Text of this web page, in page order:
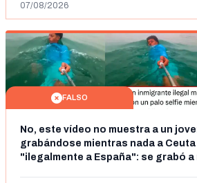
07/08/2026
FALSO
No, este vídeo no muestra a un
grabándose mientras nada a
"ilegalmente a España": se grabó a